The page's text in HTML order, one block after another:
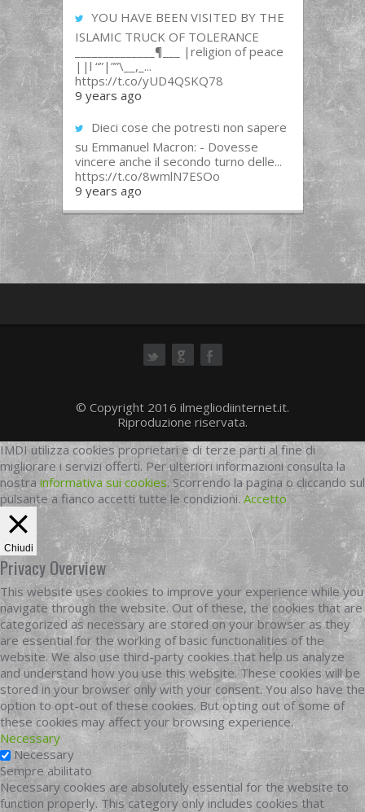
YOU HAVE BEEN VISITED BY THE
ISLAMIC TRUCK OF TOLERANCE
______________¶___ |religion of peace
||l “”|””\__,_...
https://t.co/yUD4QSKQ78
9 years ago
Dieci cose che potresti non sapere
su Emmanuel Macron: - Dovesse
vincere anche il secondo turno delle...
https://t.co/8wmlN7ESOo
9 years ago
© Copyright 2016 ilmegliodiinternet.it.
Riproduzione riservata.
IMDI utilizza cookies proprietari e di terze parti al fine di
migliorare i servizi offerti. Per ulteriori informazioni consulta la
nostrainformativa sui cookies. Scorrendo la pagina o cliccando sul
pulsante a fianco accetti tutte le condizioni. Accetto
Chiudi
Privacy Overview
This website uses cookies to improve your experience while you
navigate through the website. Out of these, the cookies that are
categorized as necessary are stored on your browser as they
are essential for the working of basic functionalities of the
website. We also use third-party cookies that help us analyze
and understand how you use this website. These cookies will be
stored in your browser only with your consent. You also have the
option to opt-out of these cookies. But opting out of some of
these cookies may affect your browsing experience.
Necessary
Necessary
Sempre abilitato
Necessary cookies are absolutely essential for the website to
function properly. This category only includes cookies that